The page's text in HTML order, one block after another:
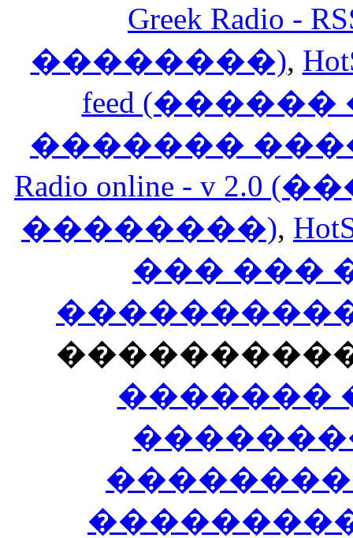
Greek Radio
��������),
feed
�������
Radio online - v
��������),
��� ���
�������